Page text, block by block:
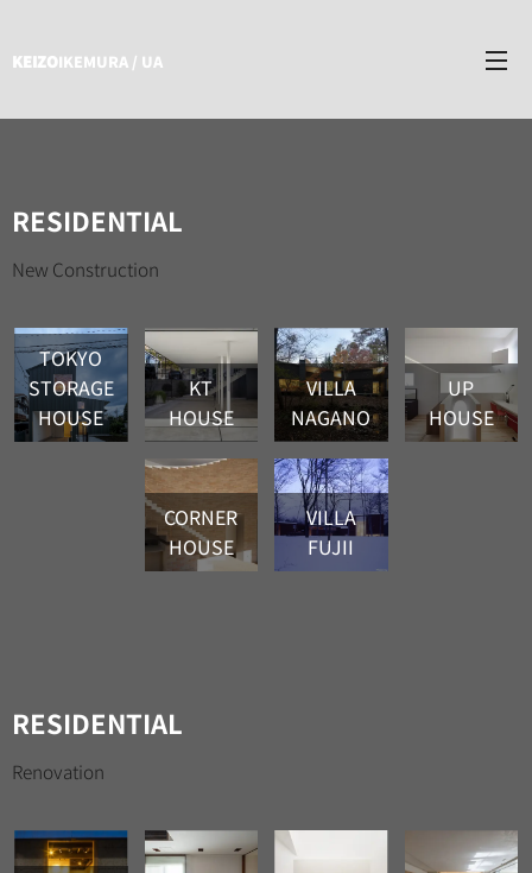
KEIZOIKEMURA / UA
RESIDENTIAL
New Construction
TOKYO
STORAGE
HOUSE
KT
HOUSE
VILLA
NAGANO
UP
HOUSE
CORNER
HOUSE
VILLA
FUJII
RESIDENTIAL
Renovation